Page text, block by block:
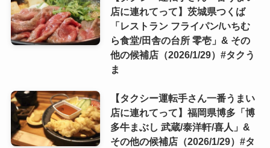
店に連れてって】茨城県つくば
「レストラン フライパン/いちむ
ら食堂/田舎の台所 零壱」& その
他の候補店（2026/1/29）#タクう
ま
【タクシー運転手さん一番うまい
店に連れてって】福岡県博多「博
多牛まぶし 武蔵/泰洋軒/喜人」&
その他の候補店（2026/1/29）#タ